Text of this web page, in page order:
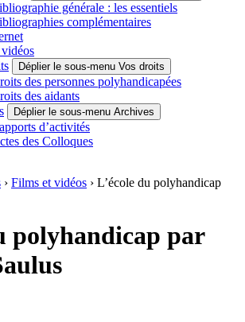
générale : les essentiels
complémentaires
Déplier le sous-menu Vos droits
des personnes polyhandicapées
des aidants
Déplier le sous-menu Archives
d’activités
des Colloques
› Films et vidéos › L’école du polyhandicap
polyhandicap par